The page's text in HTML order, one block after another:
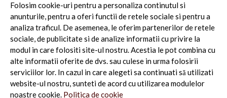
Folosim cookie-uri pentru a personaliza continutul si
anunturile, pentru a oferi functii de retele sociale si pentru a
analiza traficul. De asemenea, le oferim partenerilor de retele
sociale, de publicitate si de analize informatii cu privire la
modul in care folositi site-ul nostru. Acestia le pot combina cu
alte informatii oferite de dvs. sau culese in urma folosirii
serviciilor lor. In cazul in care alegeti sa continuati să utilizati
website-ul nostru, sunteti de acord cu utilizarea modulelor
noastre cookie. Politica de cookie